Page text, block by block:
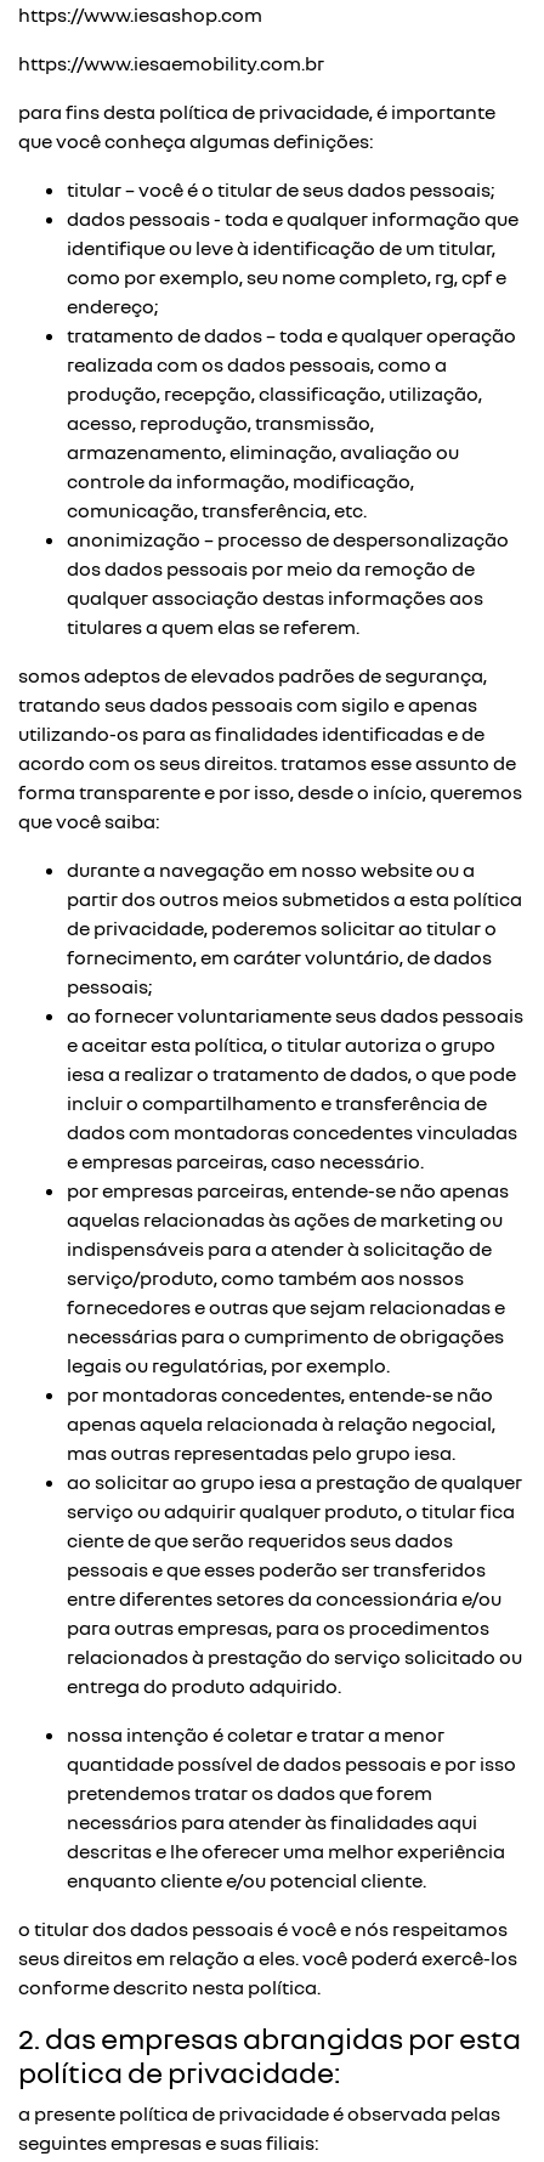
https://www.iesashop.com
https://www.iesaemobility.com.br
para fins desta política de privacidade, é importante
que você conheça algumas definições:
titular – você é o titular de seus dados pessoais;
dados pessoais - toda e qualquer informação que
identifique ou leve à identificação de um titular,
como por exemplo, seu nome completo, rg, cpf e
endereço;
tratamento de dados – toda e qualquer operação
realizada com os dados pessoais, como a
produção, recepção, classificação, utilização,
acesso, reprodução, transmissão,
armazenamento, eliminação, avaliação ou
controle da informação, modificação,
comunicação, transferência, etc.
anonimização – processo de despersonalização
dos dados pessoais por meio da remoção de
qualquer associação destas informações aos
titulares a quem elas se referem.
somos adeptos de elevados padrões de segurança,
tratando seus dados pessoais com sigilo e apenas
utilizando-os para as finalidades identificadas e de
acordo com os seus direitos. tratamos esse assunto de
forma transparente e por isso, desde o início, queremos
que você saiba:
durante a navegação em nosso website ou a
partir dos outros meios submetidos a esta política
de privacidade, poderemos solicitar ao titular o
fornecimento, em caráter voluntário, de dados
pessoais;
ao fornecer voluntariamente seus dados pessoais
e aceitar esta política, o titular autoriza o grupo
iesa a realizar o tratamento de dados, o que pode
incluir o compartilhamento e transferência de
dados com montadoras concedentes vinculadas
e empresas parceiras, caso necessário.
por empresas parceiras, entende-se não apenas
aquelas relacionadas às ações de marketing ou
indispensáveis para a atender à solicitação de
serviço/produto, como também aos nossos
fornecedores e outras que sejam relacionadas e
necessárias para o cumprimento de obrigações
legais ou regulatórias, por exemplo.
por montadoras concedentes, entende-se não
apenas aquela relacionada à relação negocial,
mas outras representadas pelo grupo iesa.
ao solicitar ao grupo iesa a prestação de qualquer
serviço ou adquirir qualquer produto, o titular fica
ciente de que serão requeridos seus dados
pessoais e que esses poderão ser transferidos
entre diferentes setores da concessionária e/ou
para outras empresas, para os procedimentos
relacionados à prestação do serviço solicitado ou
entrega do produto adquirido.
nossa intenção é coletar e tratar a menor
quantidade possível de dados pessoais e por isso
pretendemos tratar os dados que forem
necessários para atender às finalidades aqui
descritas e lhe oferecer uma melhor experiência
enquanto cliente e/ou potencial cliente.
o titular dos dados pessoais é você e nós respeitamos
seus direitos em relação a eles. você poderá exercê-los
conforme descrito nesta política.
2. das empresas abrangidas por esta
política de privacidade:
a presente política de privacidade é observada pelas
seguintes empresas e suas filiais: